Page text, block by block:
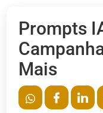
Prompts
Mais